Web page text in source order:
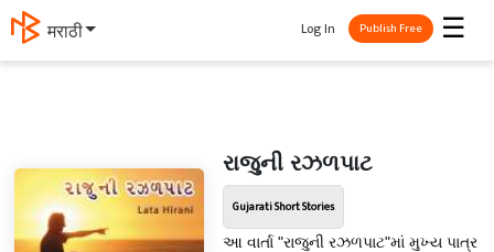
मराठी ☰
Log In Publish Free
રાજુની રઝળપાટ
Gujarati Short Stories
આ વાર્તા "રાજુની રઝળપાટ"માં મુખ્ય પાત્ર